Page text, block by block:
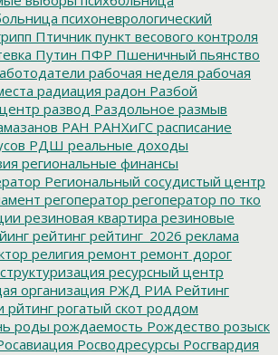
психоневрологический
Птичник пункт весового контроля
Путин ПФР Пшеничный пьянство
рабочая неделя рабочая
радиация радон Разбой
развод Раздольное размыв
РАН РАНХиГС расписание
РДШ реальные доходы
региональные финансы
Региональный сосудистый центр
регоператор регоператор по тко
резиновая квартира резиновые
рейтинг рейтинг_2026 реклама
религия ремонт ремонт дорог
ресурсный центр
организация РЖД РИА Рейтинг
рйтинг рогатый скот роддом
роды рождаемость Рождество розыск
Росводресурсы Росгвардия